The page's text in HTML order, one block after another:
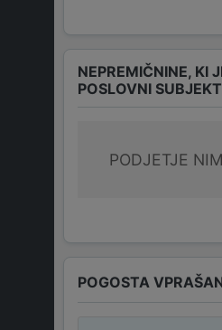
NEPREMIČNINE, KI
POSLOVNI SUBJEKT
PODJETJE
POGOSTA